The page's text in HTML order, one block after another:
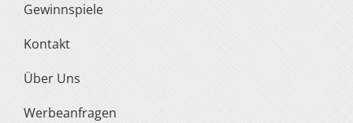
Gewinnspiele
Kontakt
Über Uns
Werbeanfragen